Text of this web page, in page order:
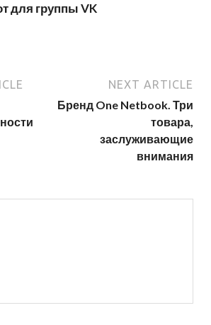
для группы VK
NEXT ARTICLE
Бренд One Netbook. Три
товара,
заслуживающие
внимания